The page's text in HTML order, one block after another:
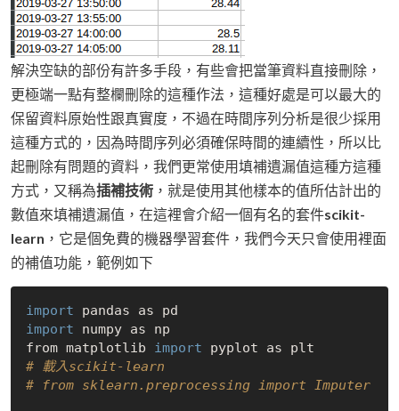
解決空缺的部份有許多手段，有些會把當筆資料直接刪除，
更極端一點有整欄刪除的這種作法，這種好處是可以最大的
保留資料原始性跟真實度，不過在時間序列分析是很少採用
這種方式的，因為時間序列必須確保時間的連續性，所以比
起刪除有問題的資料，我們更常使用填補遺漏值這種方這種
方式，又稱為插補技術 ，就是使用其他樣本的值所估計出的
數值來填補遺漏值，在這裡會介紹一個有名的套件scikit-
learn ，它是個免費的機器學習套件，我們今天只會使用裡面
的補值功能，範例如下
import
import numpy as np
from matplotlib import
# 載入scikit-learn
# from sklearn.preprocessing import Imputer